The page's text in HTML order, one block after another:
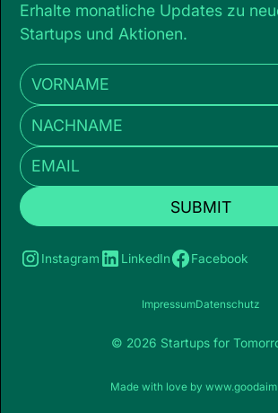
Erhalte monatliche Updates zu
Startups und Aktionen.
Instagram LinkedIn Facebook
© 2026 Startups for
ImpressumDatenschutz
Made with love by